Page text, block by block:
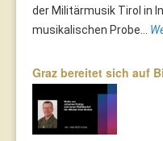
der Militärmusik Tirol in
musikalischen Probe...
Graz bereitet sich auf